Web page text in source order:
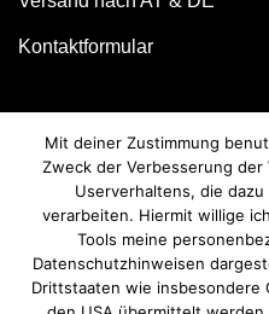
Kontaktformular
© we love handmade
Mit deiner Zustimmung
Zweck der Verbesserung der
Userverhaltens, die
verarbeiten. Hiermit willige
Tools meine
Datenschutzhinweisen
Drittstaaten wie insbesondere